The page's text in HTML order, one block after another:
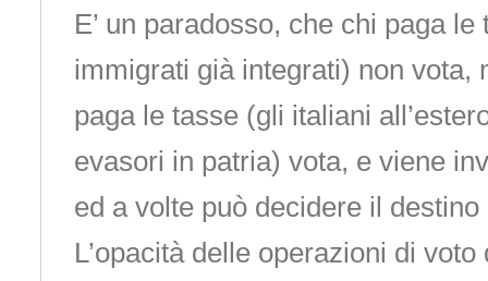
E’ un paradosso, che chi paga
immigrati già integrati) non vota,
paga le tasse (gli italiani
evasori in patria) vota, e viene
ed a volte può decidere il
L’opacità delle operazioni di voto